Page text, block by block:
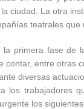
ciudad. La otra
teatrales
la primera fase de
contar, entre otras
diversas
los trabajadores
los